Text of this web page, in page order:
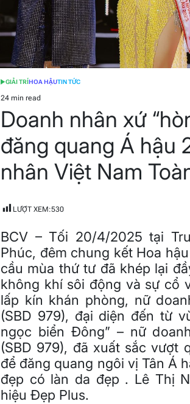
POSTED
IN
GIẢI TRÍHOA HẬUTIN TỨC
Estimated
read
time
24 min read
Doanh nhân xứ
đăng quang Á hậu
nhân Việt Nam
LƯỢT XEM:530
BCV – Tối 20/4/2025 tại
Phúc, đêm chung kết Hoa
cầu mùa thứ tư đã khép lại
không khí sôi động và sự cổ
lấp kín khán phòng, nữ
(SBD 979), đại diện đến từ
ngọc biển Đông” – nữ
(SBD 979), đã xuất sắc vượt
để đăng quang ngôi vị Tân Á
đẹp có làn da đẹp . Lê Thị
hiệu Đẹp Plus.